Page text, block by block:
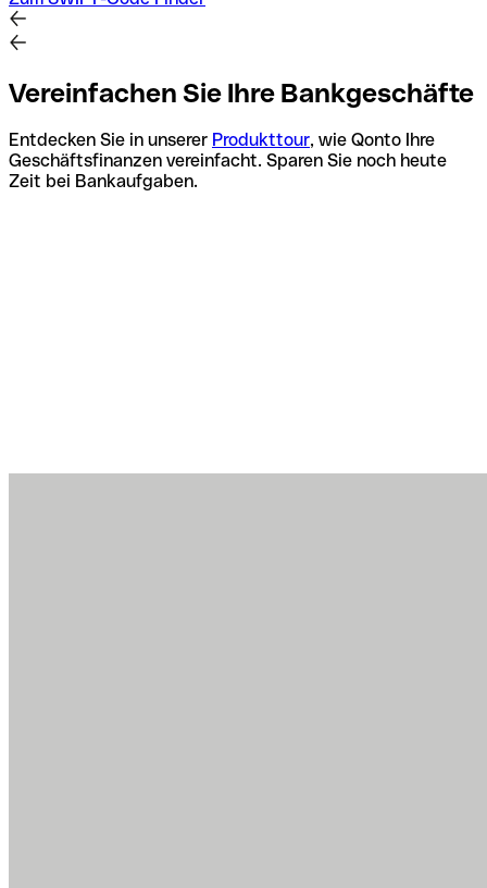
Vereinfachen Sie Ihre Bankgeschäfte
Entdecken Sie in unserer Produkttour, wie Qonto Ihre
Geschäftsfinanzen vereinfacht. Sparen Sie noch heute
Zeit bei Bankaufgaben.